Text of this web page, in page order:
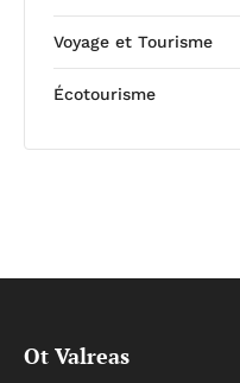
Voyage et Tourisme
Écotourisme
Ot Valreas